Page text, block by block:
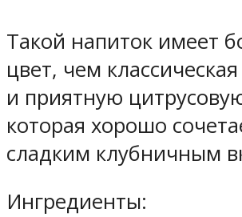
Такой напиток имеет
цвет, чем
и приятную
которая хорошо
сладким клубничным
Ингредиенты: